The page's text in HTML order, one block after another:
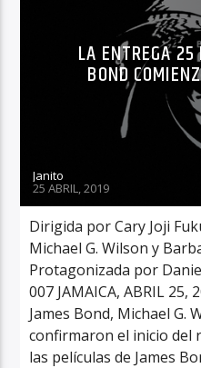
LA ENTREGA 25
BOND
Janito
25 ABRIL, 2019
Dirigida por Cary Joji
Michael G. Wilson y
Protagonizada por
007 JAMAICA, ABRIL
James Bond, Michael G.
confirmaron el inicio del
las películas de James